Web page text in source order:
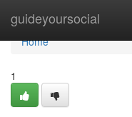
guideyoursocial
Home
Home
1